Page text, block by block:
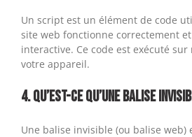
Un script est un élément de code
site web fonctionne correctement
interactive. Ce code est exécuté
votre appareil.
4. Qu’est-ce qu’une balise
Une balise invisible (ou balise web)